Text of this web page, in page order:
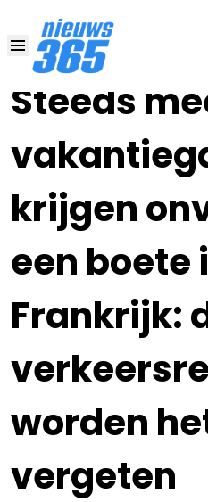
Steeds
krijgen
een boete
Frankrijk:
worden
vergeten
29 JUN , 21:00•